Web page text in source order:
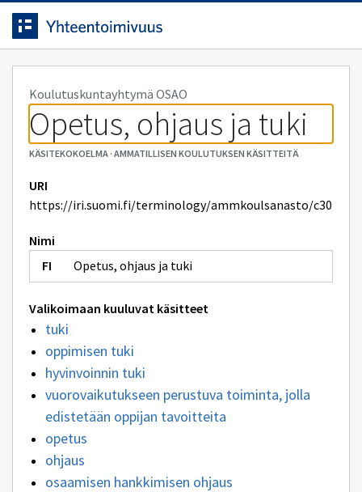
Siirrytty
sivulle
Siirry suoraan sisältöön.
Koulutuskuntayhtymä OSAO
Opetus, ohjaus ja tuki
KÄSITEKOKOELMA· AMMATILLISEN KOULUTUKSEN KÄSITTEITÄ
URI
https://iri.suomi.fi/terminology/ammkoulsanasto/c30
Nimi
Opetus, ohjaus ja tuki
Valikoimaan kuuluvat käsitteet
tuki
oppimisen tuki
hyvinvoinnin tuki
vuorovaikutukseen perustuva toiminta, jolla
edistetään oppijan tavoitteita
opetus
ohjaus
osaamisen hankkimisen ohjaus